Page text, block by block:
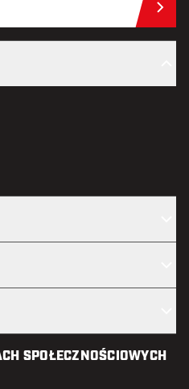
SPOŁECZNOŚCIOWYCH